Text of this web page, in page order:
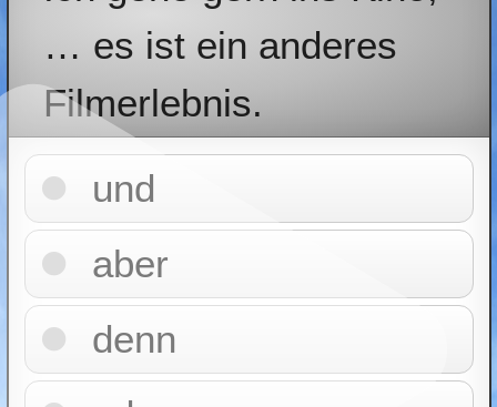
… es ist ein anderes
Filmerlebnis.
und
aber
denn